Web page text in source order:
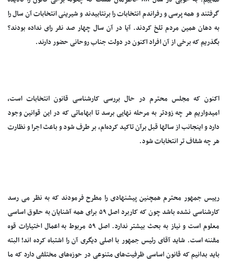
گرفتند و همه پرسی و رفراندم انتخابات را برنتابیدند و شیرینی انتخابات آن سال را
به دهان همین مردم تلخ کردند. آیا در آن سال چهار صد نفر رای نداده بودند؟
بگذریم که برخی از آن افراد اکنون در دولت جناب روحانی حضور دارند.
اکنون که مجلس محترم در حال بررسی کارشناسی قانون انتخابات است،
امیدواریم هر چه زودتر به مرحله نهایی برسد تا ابهاماتی که در این قوانین وجود
دارد و اینجانب از سالها قبل برآن تاکید کرده‌ام، بر طرف شود و باعث اجرا و نظارت
هر چه شفاف تر انتخابات شود.
رییس جمهور محترم همچنین پیشنهادی را مطرح فرمودند که به نظر می رسد
کارشناسی نشده باشد چون که کاربرد اصل ۵۹ برای همه آشنایان به حقوق اساسی
معلوم است و نیاز به بحث بیشتر ندارد. اصل ۵۹ مربوط به اعمال اختیارات قوه
مقننه است. شاید آقای رئیس جمهور با اصلی دیگری آن را اشتباه کرده اند! البته
باید بدانیم که قانون اساسی ظرفیت‌های متنوعی در حوزه‌های مختلفی دارد که ما